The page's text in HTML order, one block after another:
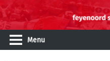
Menu